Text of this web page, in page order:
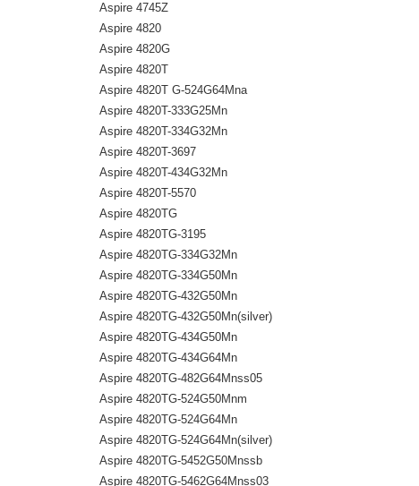
Aspire 4745Z
Aspire 4820
Aspire 4820G
Aspire 4820T
Aspire 4820T G-524G64Mna
Aspire 4820T-333G25Mn
Aspire 4820T-334G32Mn
Aspire 4820T-3697
Aspire 4820T-434G32Mn
Aspire 4820T-5570
Aspire 4820TG
Aspire 4820TG-3195
Aspire 4820TG-334G32Mn
Aspire 4820TG-334G50Mn
Aspire 4820TG-432G50Mn
Aspire 4820TG-432G50Mn(silver)
Aspire 4820TG-434G50Mn
Aspire 4820TG-434G64Mn
Aspire 4820TG-482G64Mnss05
Aspire 4820TG-524G50Mnm
Aspire 4820TG-524G64Mn
Aspire 4820TG-524G64Mn(silver)
Aspire 4820TG-5452G50Mnssb
Aspire 4820TG-5462G64Mnss03